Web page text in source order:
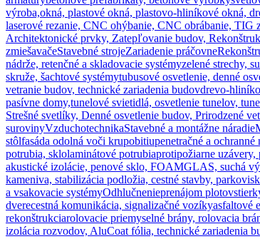
výroba,okná, plastové okná, plastovo-hliníkové okná,
laserové rezanie, CNC ohýbanie, CNC obrábanie,
Architektonické prvky, Zatepľovanie budov,
zmiešavačeStavebné strojeZariadenie práčovne
nádrže, retenčné a skladovacie systémyzelené strechy,
skruže, šachtové systémytubusové osvetlenie, denné
vetranie budov, technické zariadenia budovdrevo-
pasívne domy,tunelové svietidlá, osvetlenie tunelov,
Strešné svetlíky, Denné osvetlenie budov, Prirodzené
surovinyVzduchotechnikaStavebné a montážne náradie
stôlfasáda odolná voči krupobitiupenetračné a ochranné
potrubia, sklolaminátové potrubiaprotipožiarne
akustické izolácie, penové sklo, FOAMGLAS, suchá
kameniva, stabilizácia podložia, cestné stavby,
a vsakovacie systémyOdhlučnenieprenájom plotov
dverecestná komunikácia, signalizačné vozíkyasfaltové
rekonštrukciarolovacie priemyselné brány, rolovacia
izolácia rozvodov, AluCoat fólia, technické zariadenia